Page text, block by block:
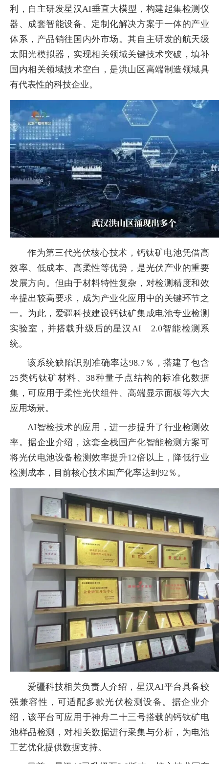
利，自主研发星汉AI垂直大模型，构建起集检测仪
器、成套智能设备、定制化解决方案于一体的产业
体系，产品销往国内外市场。其自主研发的航天级
太阳光模拟器，实现相关领域关键技术突破，填补
国内相关领域技术空白，是洪山区高端制造领域具
有代表性的科技企业。
作为第三代光伏核心技术，钙钛矿电池凭借高
效率、低成本、高柔性等优势，是光伏产业的重要
发展方向。但由于材料特性复杂，对检测精度和效
率提出较高要求，成为产业化应用中的关键环节之
一。为此，爱疆科技建设钙钛矿集成电池专业检测
实验室，并搭载升级后的星汉AI 2.0智能检测系
统。
该系统缺陷识别准确率达98.7％，搭建了包含
25类钙钛矿材料、38种量子点结构的标准化数据
集，可应用于柔性光伏组件、高端显示面板等六大
应用场景。
AI智检技术的应用，进一步提升了行业检测效
率。据企业介绍，这套全栈国产化智能检测方案可
将光伏电池设备检测效率提升12倍以上，降低行业
检测成本，目前核心技术国产化率达到92％。
爱疆科技相关负责人介绍，星汉AI平台具备较
强兼容性，可适配多款光伏检测设备。据企业介
绍，该平台可应用于神舟二十三号搭载的钙钛矿电
池样品检测，对相关数据进行采集与分析，为电池
工艺优化提供数据支持。